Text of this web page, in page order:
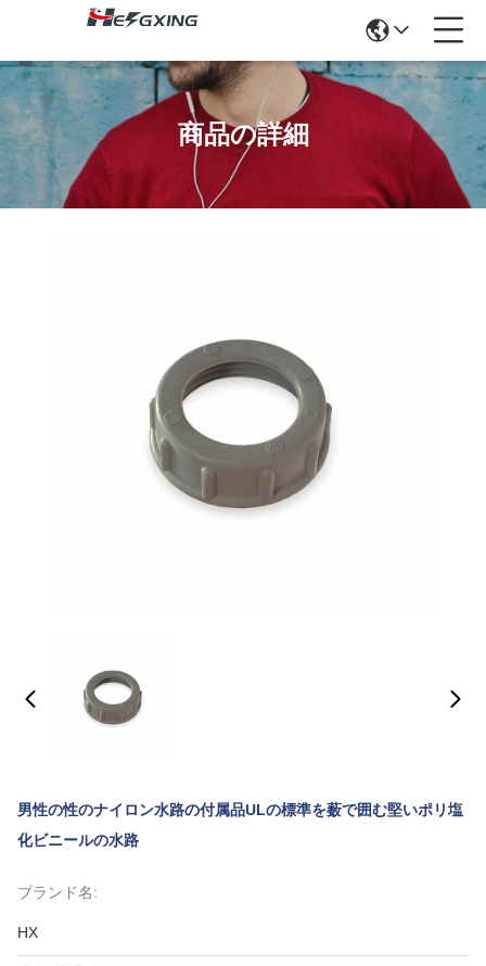
商品の詳細
男性の性のナイロン水路の付属品ULの標準を薮で囲む堅いポリ塩
化ビニールの水路
ブランド名:
HX